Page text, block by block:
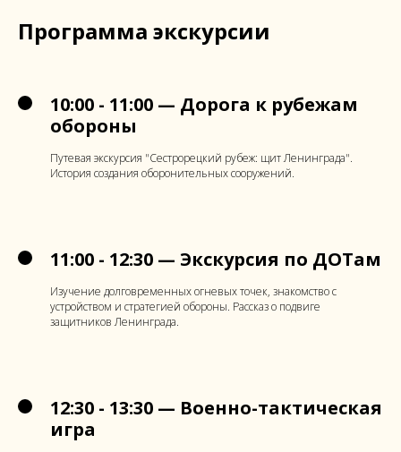
Программа экскурсии
10:00 - 11:00 — Дорога к рубежам
обороны
Путевая экскурсия "Сестрорецкий рубеж: щит Ленинграда".
История создания оборонительных сооружений.
11:00 - 12:30 — Экскурсия по ДОТам
Изучение долговременных огневых точек, знакомство с
устройством и стратегией обороны. Рассказ о подвиге
защитников Ленинграда.
12:30 - 13:30 — Военно-тактическая
игра